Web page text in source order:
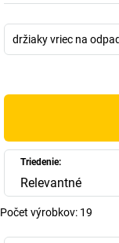
držiaky vriec na
Triedenie:
Relevantné
Počet výrobkov: 19